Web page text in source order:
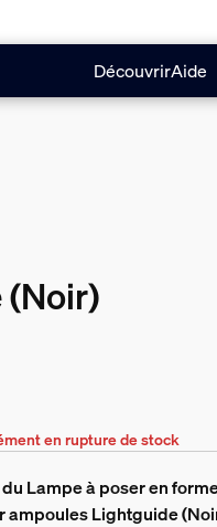
DécouvrirAide
(Noir)
en rupture de stock
Lampe à poser en
ampoules Lightguide